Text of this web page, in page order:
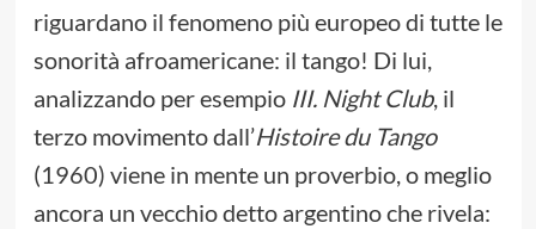
riguardano il fenomeno più europeo di tutte le
sonorità afroamericane: il tango! Di lui,
analizzando per esempio III. Night Club, il
terzo movimento dall’Histoire du Tango
(1960) viene in mente un proverbio, o meglio
ancora un vecchio detto argentino che rivela: